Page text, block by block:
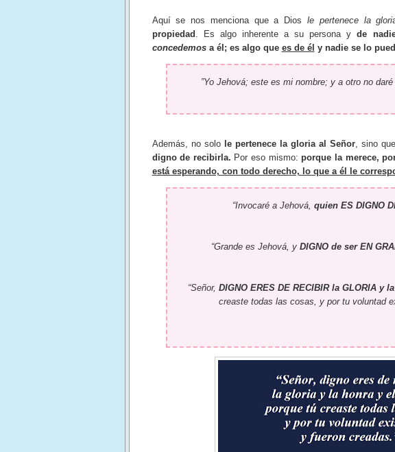
Aquí se nos menciona que a Dios le pertenece la glori
propiedad . Es algo inherente a su persona yde
concedemos a él; es algo que es de él y nadie se lo
”Yo Jehová; este es mi nombre; y a otro no daré
Además, no solo le pertenece la gloria al Señor, sino que
digno de recibirla. Por eso mismo:porque la merece,
está esperando, con todo derecho, lo que a él le
“Invocaré a Jehová, quien ES DIGNO
“Grande es Jehová, y DIGNO de ser EN
“Señor, DIGNO ERES DE RECIBIR la GLORIA y
creaste todas las cosas, y por tu voluntad